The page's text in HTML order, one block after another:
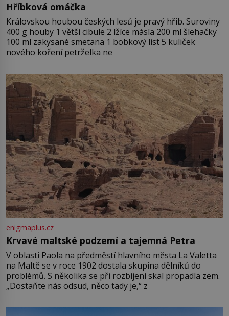
Hříbková omáčka
Královskou houbou českých lesů je pravý hřib. Suroviny
400 g houby 1 větší cibule 2 lžíce másla 200 ml šlehačky
100 ml zakysané smetana 1 bobkový list 5 kuliček
nového koření petrželka ne
enigmaplus.cz
Krvavé maltské podzemí a tajemná Petra
V oblasti Paola na předměstí hlavního města La Valetta
na Maltě se v roce 1902 dostala skupina dělníků do
problémů. S několika se při rozbíjení skal propadla zem.
„Dostaňte nás odsud, něco tady je,“ z